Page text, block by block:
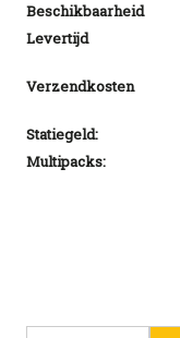
Beschikbaarheid
Levertijd
Verzendkosten
Statiegeld:
Multipacks: